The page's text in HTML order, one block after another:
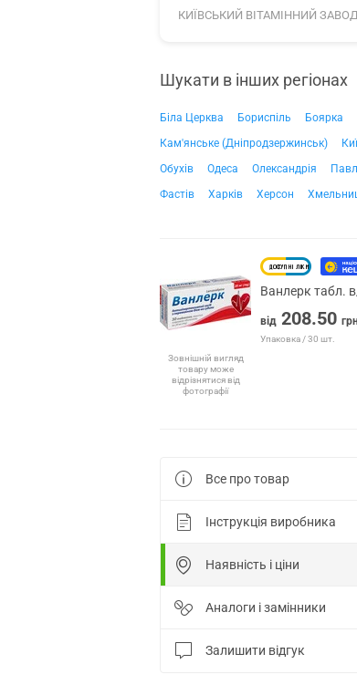
КИЇВСЬКИЙ ВІТАМІННИЙ
Шукати в інших регіонах
Біла Церква Бориспіль Боярка
Кам'янське (Дніпродзержинськ)
Обухів
Одеса Олександрія
Фастів
Харків Херсон
Зовнішній вигляд
товару може
відрізнятися від
фотографії
Ванлерк табл.
від 208.50
Упаковка / 30 шт.
Все про товар
Інструкція виробника
Наявність і ціни
Аналоги і замінники
Залишити відгук